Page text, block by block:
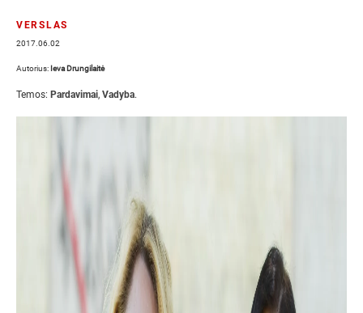
VERSLAS
2017.06.02
Autorius: Ieva Drungilaitė
Temos: Pardavimai, Vadyba.